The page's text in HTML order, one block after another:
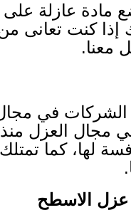
عازلة على
إذا كنت
معنا.
في مجال
في مجال العزل
لها، كما
عزل الاسطح